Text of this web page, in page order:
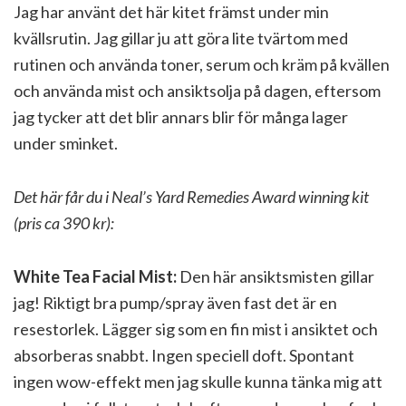
Jag har använt det här kitet främst under min
kvällsrutin. Jag gillar ju att göra lite tvärtom med
rutinen och använda toner, serum och kräm på kvällen
och använda mist och ansiktsolja på dagen, eftersom
jag tycker att det blir annars blir för många lager
under sminket.
Det här får du i Neal’s Yard Remedies Award winning kit
(pris ca 390 kr):
White Tea Facial Mist: Den här ansiktsmisten gillar
jag! Riktigt bra pump/spray även fast det är en
resestorlek. Lägger sig som en fin mist i ansiktet och
absorberas snabbt. Ingen speciell doft. Spontant
ingen wow-effekt men jag skulle kunna tänka mig att